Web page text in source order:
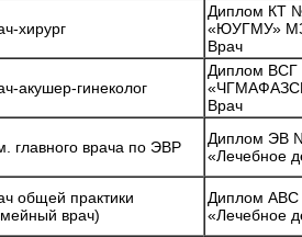
хирург
Диплом КТ
«ЮУГМУ»
Врач
акушер-гинеколог
Диплом
Врач
главного врача по ЭВР
Диплом ЭВ
«Лечебное
общей практики
врач)
Диплом
«Лечебное